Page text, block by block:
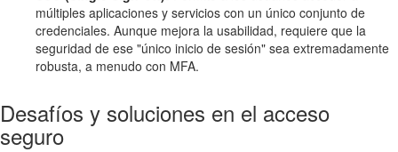
múltiples aplicaciones y servicios con un único conjunto de
credenciales. Aunque mejora la usabilidad, requiere que la
seguridad de ese "único inicio de sesión" sea extremadamente
robusta, a menudo con MFA.
Desafíos y soluciones en el acceso
seguro